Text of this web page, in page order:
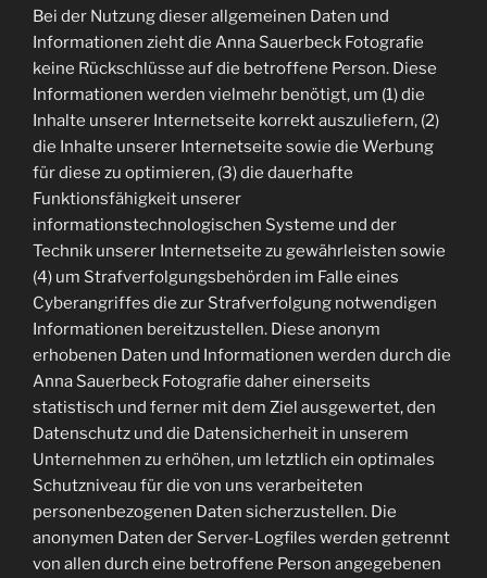
Bei der Nutzung dieser allgemeinen Daten und
Informationen zieht die Anna Sauerbeck Fotografie
keine Rückschlüsse auf die betroffene Person. Diese
Informationen werden vielmehr benötigt, um (1) die
Inhalte unserer Internetseite korrekt auszuliefern, (2)
die Inhalte unserer Internetseite sowie die Werbung
für diese zu optimieren, (3) die dauerhafte
Funktionsfähigkeit unserer
informationstechnologischen Systeme und der
Technik unserer Internetseite zu gewährleisten sowie
(4) um Strafverfolgungsbehörden im Falle eines
Cyberangriffes die zur Strafverfolgung notwendigen
Informationen bereitzustellen. Diese anonym
erhobenen Daten und Informationen werden durch die
Anna Sauerbeck Fotografie daher einerseits
statistisch und ferner mit dem Ziel ausgewertet, den
Datenschutz und die Datensicherheit in unserem
Unternehmen zu erhöhen, um letztlich ein optimales
Schutzniveau für die von uns verarbeiteten
personenbezogenen Daten sicherzustellen. Die
anonymen Daten der Server-Logfiles werden getrennt
von allen durch eine betroffene Person angegebenen